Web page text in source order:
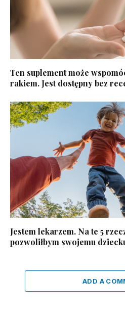
Ten suplement może
rakiem. Jest dostępny bez
Jestem lekarzem. Na te 5
pozwoliłbym swojemu
ADD A